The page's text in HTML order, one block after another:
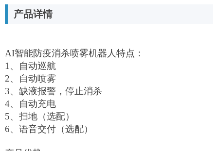
产品详情
AI智能防疫消杀喷雾机器人特点：
1、自动巡航
2、自动喷雾
3、缺液报警，停止消杀
4、自动充电
5、扫地（选配）
6、语音交付（选配）